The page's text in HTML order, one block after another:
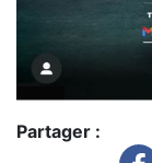
Partager :